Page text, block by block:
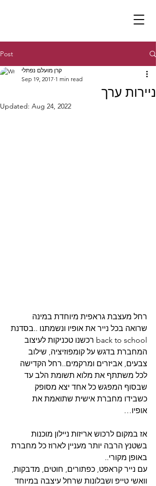
Post
ניירות ערך
קרן מועלם נפתלי
Sep 19, 2017 1 min read
Updated: Aug 24, 2022
רחל מעצבת גראפית מיוחדת במינה
שרואה בכל נייר את אופיו ונשמתנו ..בסדנת
back to school רכשנו טכניקות לעיצוב
המחברת בדגש על קומפוזיציה, שילוב
צבעים, אביזרים ומרקמים..רחל הקדישה
לכל משתתף את מלוא תשומת הלב עד
שבסוף המפגש כל אחד יצא מסופק
כשבידו מחברת אישית שתואמת את
אופיו…
אז במקום לרכוש אריזות ניילון מוכנות
בשטנץ הרבה יותר מעניין לארוז כל מחברת
באופן מקורי..
עם נייר קראפט, כפתורים, חוטים, מדבקות,
וואשי טייפ ושבלונות שרחל עיצבה במיוחד